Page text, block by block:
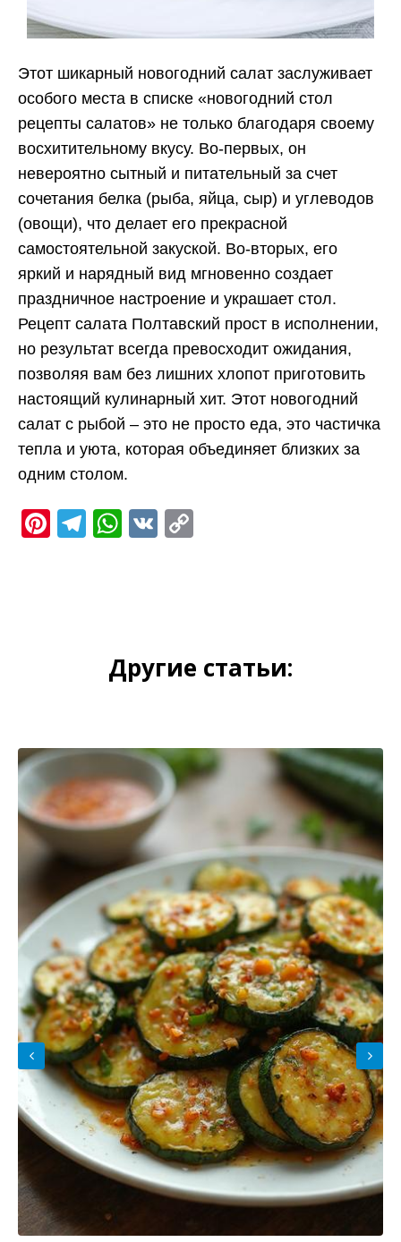
Этот шикарный новогодний салат заслуживает
особого места в списке «новогодний стол
рецепты салатов» не только благодаря своему
восхитительному вкусу. Во-первых, он
невероятно сытный и питательный за счет
сочетания белка (рыба, яйца, сыр) и углеводов
(овощи), что делает его прекрасной
самостоятельной закуской. Во-вторых, его
яркий и нарядный вид мгновенно создает
праздничное настроение и украшает стол.
Рецепт салата Полтавский прост в исполнении,
но результат всегда превосходит ожидания,
позволяя вам без лишних хлопот приготовить
настоящий кулинарный хит. Этот новогодний
салат с рыбой – это не просто еда, это частичка
тепла и уюта, которая объединяет близких за
одним столом.
Pinterest
Telegram
WhatsApp
VK
Другие статьи: